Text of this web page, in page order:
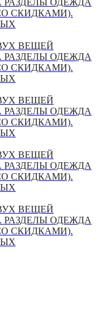
РАЗДЕЛЫ ОДЕЖДА
СКИДКАМИ).
ВЕЩЕЙ
РАЗДЕЛЫ ОДЕЖДА
СКИДКАМИ).
ВЕЩЕЙ
РАЗДЕЛЫ ОДЕЖДА
СКИДКАМИ).
ВЕЩЕЙ
РАЗДЕЛЫ ОДЕЖДА
СКИДКАМИ).
ВЕЩЕЙ
РАЗДЕЛЫ ОДЕЖДА
СКИДКАМИ).